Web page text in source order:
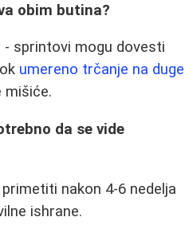
obim butina?
sprintovi mogu dovesti
umereno trčanje na duge
mišiće.
da se vide
nakon 4-6 nedelja
ishrane.